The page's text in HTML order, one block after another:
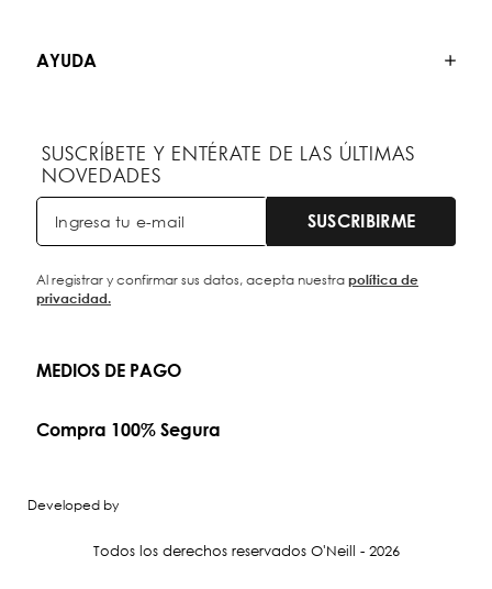
AYUDA
SUSCRÍBETE Y ENTÉRATE DE LAS ÚLTIMAS
NOVEDADES
SUSCRIBIRME
Al registrar y confirmar sus datos, acepta nuestrapolítica de
privacidad.
MEDIOS DE PAGO
Compra 100% Segura
Todos los derechos reservados O'Neill - 2026
Developed by